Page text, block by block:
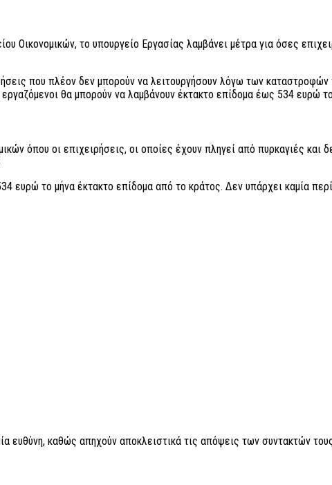
Οικονομικών, το υπουργείο Εργασίας λαμβάνει μέτρα για όσες
που πλέον δεν μπορούν να λειτουργήσουν λόγω των
θα μπορούν να λαμβάνουν έκτακτο επίδομα έως 534 ευρώ
όπου οι επιχειρήσεις, οι οποίες έχουν πληγεί από πυρκαγιές και
ευρώ το μήνα έκτακτο επίδομα από το κράτος. Δεν υπάρχει καμία
ευθύνη, καθώς απηχούν αποκλειστικά τις απόψεις των συντακτών